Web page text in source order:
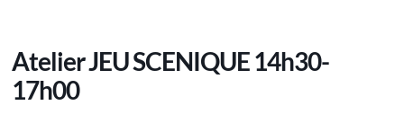
Atelier JEU SCENIQUE 14h30-
17h00